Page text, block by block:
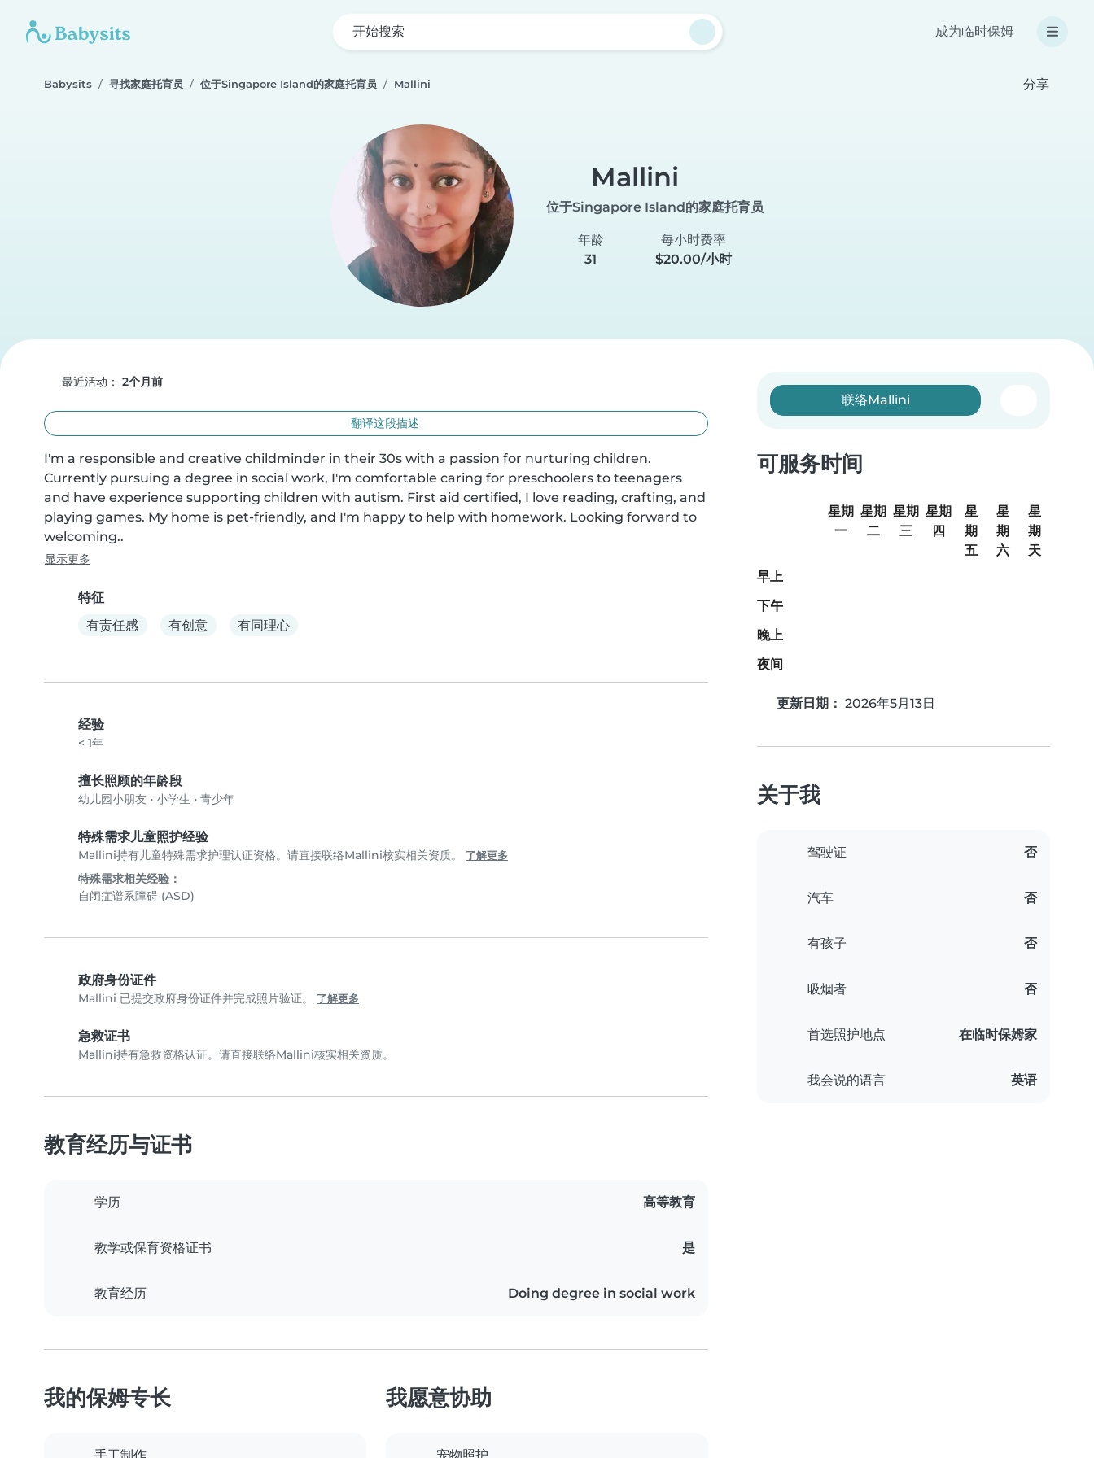
开始搜索 成为临时保姆
Babysits 寻找家庭托育员 位于Singapore Island的家庭托育员 Mallini 分享
Mallini
位于Singapore Island的家庭托育员
年龄
31
每小时费率
$20.00/小时
最近活动： 2个月前
翻译这段描述
I'm a responsible and creative childminder in their 30s with a passion for nurturing children.
Currently pursuing a degree in social work, I'm comfortable caring for preschoolers to teenagers
and have experience supporting children with autism. First aid certified, I love reading, crafting, and
playing games. My home is pet-friendly, and I'm happy to help with homework. Looking forward to
welcoming..
显示更多
特征
有责任感
有创意 有同理心
经验
< 1年
擅长照顾的年龄段
幼儿园小朋友 • 小学生 • 青少年
特殊需求儿童照护经验
Mallini持有儿童特殊需求护理认证资格。请直接联络Mallini核实相关资质。 了解更多
特殊需求相关经验：
自闭症谱系障碍 (ASD)
政府身份证件
Mallini 已提交政府身份证件并完成照片验证。 了解更多
急救证书
Mallini持有急救资格认证。请直接联络Mallini核实相关资质。
联络Mallini
可服务时间
星期
一
星期
二
星期
三
星期
四
星
期
五
星
期
六
星
期
天
早上
下午
晚上
夜间
更新日期： 2026年5月13日
关于我
驾驶证 否
汽车 否
有孩子 否
吸烟者 否
首选照护地点 在临时保姆家
我会说的语言 英语
教育经历与证书
学历 高等教育
教学或保育资格证书 是
教育经历 Doing degree in social work
我的保姆专长 我愿意协助